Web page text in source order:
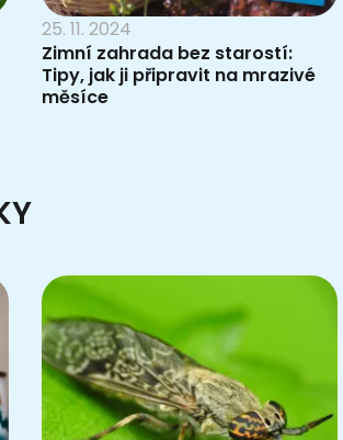
25. 11. 2024
Zimní zahrada bez starostí:
Tipy, jak ji připravit na mrazivé
měsíce